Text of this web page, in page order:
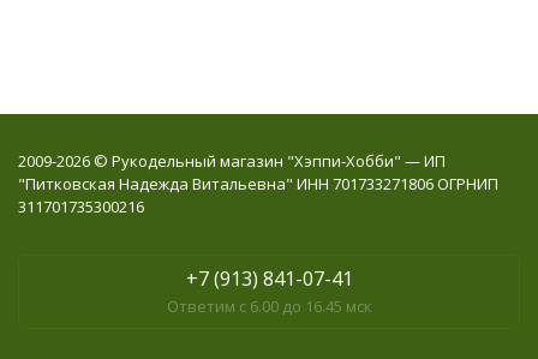
2009-2026 © Рукодельный магазин "Хэппи-Хобби" — ИП
"Питковская Надежда Витальевна" ИНН 701733271806 ОГРНИП
311701735300216
+7 (913) 841-07-41
Ответим с 6.00 до 16.45 мск